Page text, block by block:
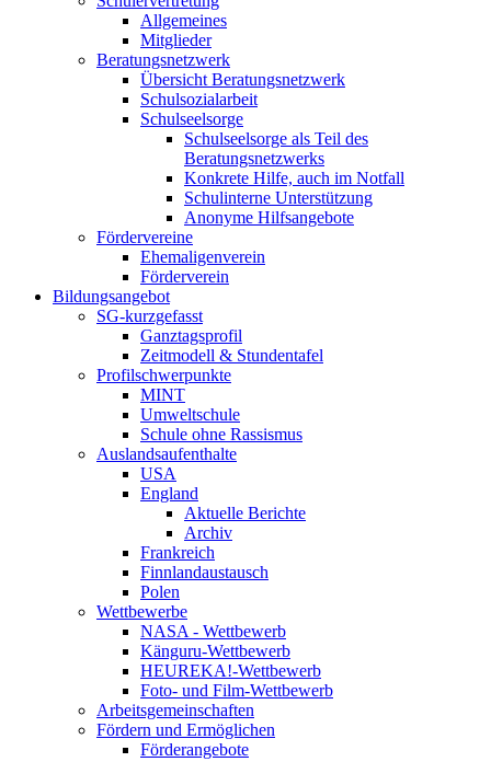
Allgemeines
Mitglieder
Beratungsnetzwerk
Übersicht Beratungsnetzwerk
Schulsozialarbeit
Schulseelsorge
Schulseelsorge als Teil des
Beratungsnetzwerks
Konkrete Hilfe, auch im Notfall
Schulinterne Unterstützung
Anonyme Hilfsangebote
Fördervereine
Ehemaligenverein
Förderverein
Bildungsangebot
SG-kurzgefasst
Ganztagsprofil
Zeitmodell & Stundentafel
Profilschwerpunkte
MINT
Umweltschule
Schule ohne Rassismus
Auslandsaufenthalte
USA
England
Aktuelle Berichte
Archiv
Frankreich
Finnlandaustausch
Polen
Wettbewerbe
NASA - Wettbewerb
Känguru-Wettbewerb
HEUREKA!-Wettbewerb
Foto- und Film-Wettbewerb
Arbeitsgemeinschaften
Fördern und Ermöglichen
Förderangebote